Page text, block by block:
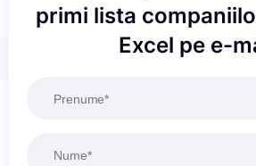
primi lista
Excel pe e-